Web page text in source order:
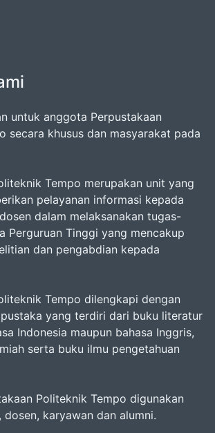
untuk anggota Perpustakaan
secara khusus dan masyarakat pada
Tempo merupakan unit yang
pelayanan informasi kepada
dalam melaksanakan tugas-
Perguruan Tinggi yang mencakup
dan pengabdian kepada
Tempo dilengkapi dengan
yang terdiri dari buku literatur
Indonesia maupun bahasa Inggris,
serta buku ilmu pengetahuan
Politeknik Tempo digunakan
dosen, karyawan dan alumni.